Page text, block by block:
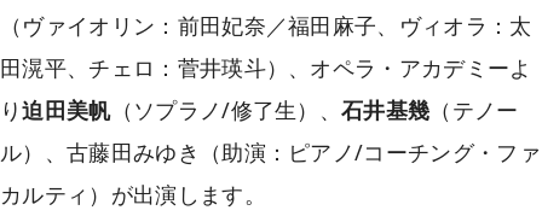
（ヴァイオリン：前田妃奈／福田麻子、ヴィオラ：太
田滉平、チェロ：菅井瑛斗）、オペラ・アカデミーよ
り迫田美帆（ソプラノ/修了生）、石井基幾 （テノー
ル）、古藤田みゆき（助演：ピアノ/コーチング・ファ
カルティ）が出演します。